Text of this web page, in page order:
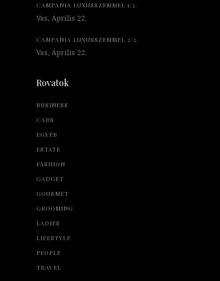
CAMPANIA LUXUSSZEMMEL 1/2.
Vas, Április 22.
CAMPANIA LUXUSSZEMMEL 2/2.
Vas, Április 22.
Rovatok
BUSINESS
CARS
EGYÉB
ESTATE
FASHION
GADGET
GOURMET
GROOMING
LADIES
LIFESTYLE
PEOPLE
TRAVEL